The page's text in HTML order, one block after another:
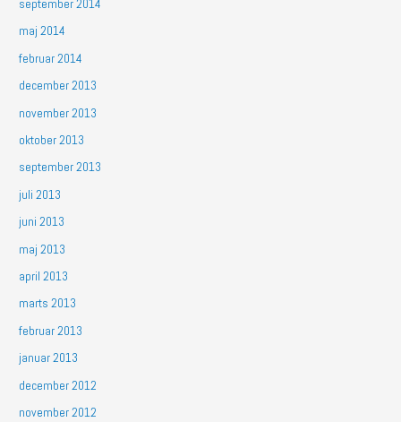
september 2014
maj 2014
februar 2014
december 2013
november 2013
oktober 2013
september 2013
juli 2013
juni 2013
maj 2013
april 2013
marts 2013
februar 2013
januar 2013
december 2012
november 2012